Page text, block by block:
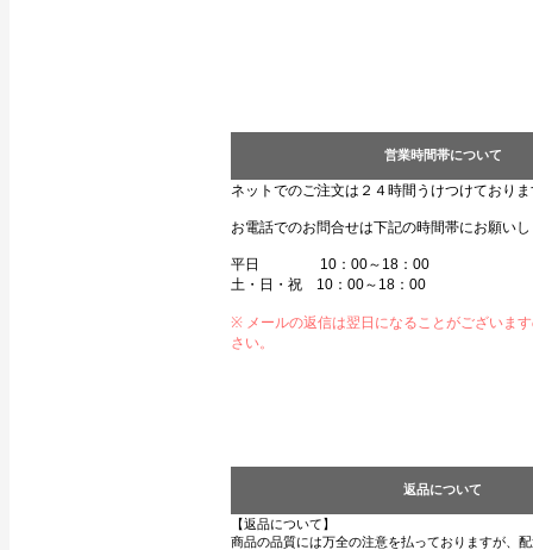
営業時間帯について
ネットでのご注文は２４時間うけつけており
お電話でのお問合せは下記の時間帯にお願い
平日 10：00～18：00
土・日・祝 10：00～18：00
※ メールの返信は翌日になることがございま
さい。
返品について
【返品について】
商品の品質には万全の注意を払っておりますが、